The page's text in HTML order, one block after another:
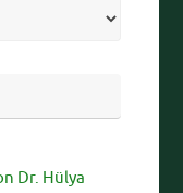
Dr. Hülya